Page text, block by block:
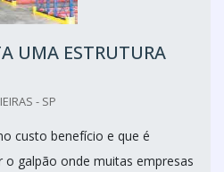
UMA ESTRUTURA
- SP
custo benefício e que é
o galpão onde muitas empresas